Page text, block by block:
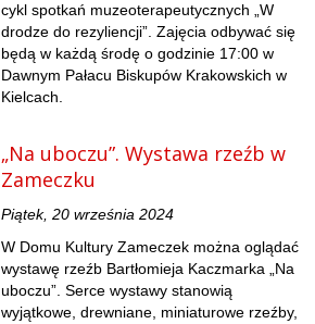
cykl spotkań muzeoterapeutycznych „W
drodze do rezyliencji”. Zajęcia odbywać się
będą w każdą środę o godzinie 17:00 w
Dawnym Pałacu Biskupów Krakowskich w
Kielcach.
„Na uboczu”. Wystawa rzeźb w
Zameczku
Piątek, 20 września 2024
W Domu Kultury Zameczek można oglądać
wystawę rzeźb Bartłomieja Kaczmarka „Na
uboczu”. Serce wystawy stanowią
wyjątkowe, drewniane, miniaturowe rzeźby,